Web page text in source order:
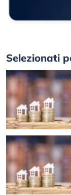
Selezionati